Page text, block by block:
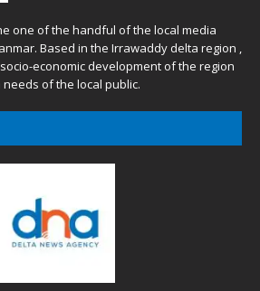
one of the handful of the local media
Based in the Irrawaddy delta region ,
economic development of the region
of the local public.